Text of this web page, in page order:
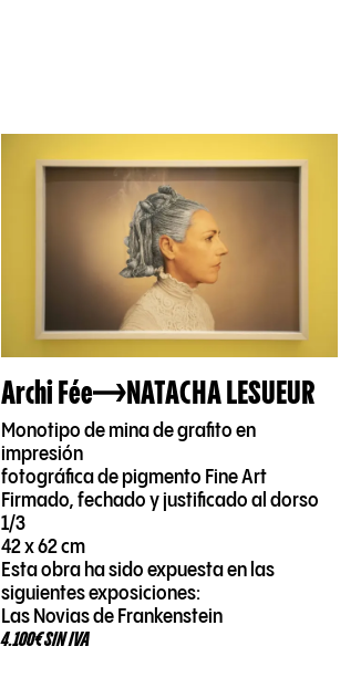
Archi Fée NATACHA LESUEUR
Monotipo de mina de grafito en
impresión
fotográfica de pigmento Fine Art
Firmado, fechado y justificado al dorso
1/3
42 x 62 cm
Esta obra ha sido expuesta en las
siguientes exposiciones:
Las Novias de Frankenstein
4.100€ SIN IVA